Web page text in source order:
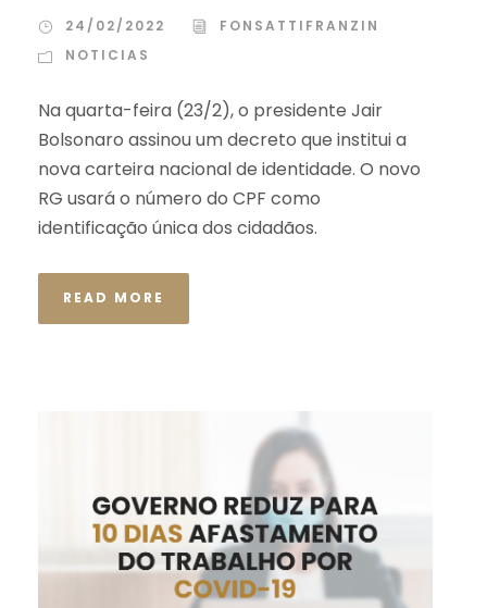
24/02/2022
FONSATTIFRANZIN
NOTICIAS
Na quarta-feira (23/2), o presidente Jair
Bolsonaro assinou um decreto que institui a
nova carteira nacional de identidade. O novo
RG usará o número do CPF como
identificação única dos cidadãos.
READ MORE